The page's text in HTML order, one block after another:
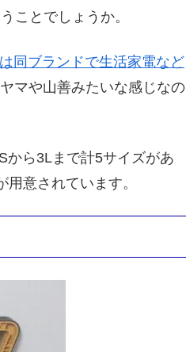
ことでしょうか。
同ブランドで生活家電など
マや山善みたいな感じなの
から3Lまで計5サイズがあ
意されています。